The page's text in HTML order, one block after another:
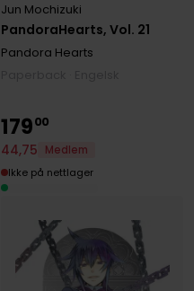
PandoraHearts, Vol. 21
Jun Mochizuki
Pandora Hearts
17900
44,75
Medlem
Ikke på nettlager